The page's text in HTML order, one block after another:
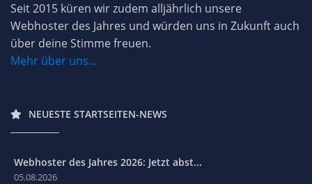
Seit 2015 küren wir zudem alljährlich unsere
Webhoster des Jahres und würden uns in Zukunft auch
über deine Stimme freuen.
Mehr über uns...
NEUESTE STARTSEITEN-NEWS
Webhoster des Jahres 2026: Jetzt abst...
05.08.2026